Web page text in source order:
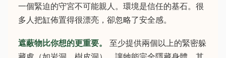
一個緊迫的守宮不可能親人。環境是信任的基石。很
多人把缸佈置得很漂亮，卻忽略了安全感。
遮蔽物比你想的更重要。
至少提供兩個以上的緊密躲